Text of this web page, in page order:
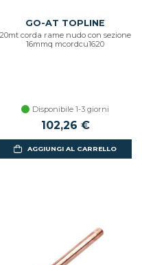
GO-AT TOPLINE
20mt corda rame nudo con sezione
16mmq mcordcu1620
Disponibile 1-3 giorni
102,26 €
AGGIUNGI AL CARRELLO